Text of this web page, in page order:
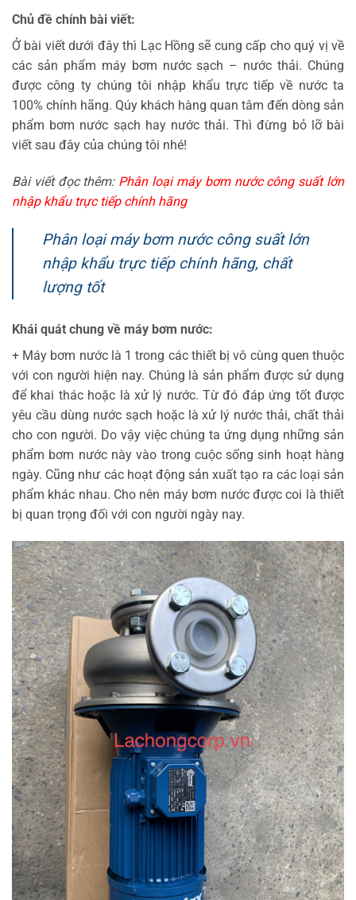
Chủ đề chính bài viết:
Ở bài viết dưới đây thì Lạc Hồng sẽ cung cấp cho quý vị về
các sản phẩm máy bơm nước sạch – nước thải. Chúng
được công ty chúng tôi nhập khẩu trực tiếp về nước ta
100% chính hãng. Qúy khách hàng quan tâm đến dòng sản
phẩm bơm nước sạch hay nước thải. Thì đừng bỏ lỡ bài
viết sau đây của chúng tôi nhé!
Bài viết đọc thêm: Phân loại máy bơm nước công suất lớn
nhập khẩu trực tiếp chính hãng
Phân loại máy bơm nước công suất lớn
nhập khẩu trực tiếp chính hãng, chất
lượng tốt
Khái quát chung về máy bơm nước:
+ Máy bơm nước là 1 trong các thiết bị vô cùng quen thuộc
với con người hiện nay. Chúng là sản phẩm được sử dụng
để khai thác hoặc là xử lý nước. Từ đó đáp ứng tốt được
yêu cầu dùng nước sạch hoặc là xử lý nước thải, chất thải
cho con người. Do vậy việc chúng ta ứng dụng những sản
phẩm bơm nước này vào trong cuộc sống sinh hoạt hàng
ngày. Cũng như các hoạt động sản xuất tạo ra các loại sản
phẩm khác nhau. Cho nên máy bơm nước được coi là thiết
bị quan trọng đối với con người ngày nay.